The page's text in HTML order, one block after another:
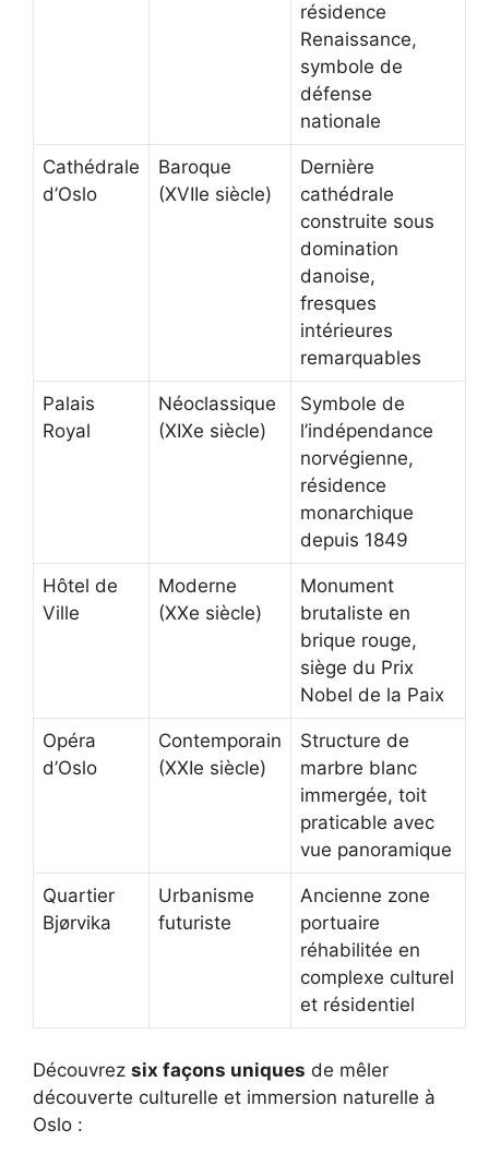
résidence
Renaissance,
symbole de
défense
nationale
Cathédrale
d’Oslo
Baroque
(XVIIe siècle)
Dernière
cathédrale
construite sous
domination
danoise,
fresques
intérieures
remarquables
Palais
Royal
Néoclassique
(XIXe siècle)
Symbole de
l’indépendance
norvégienne,
résidence
monarchique
depuis 1849
Hôtel de
Ville
Moderne
(XXe siècle)
Monument
brutaliste en
brique rouge,
siège du Prix
Nobel de la Paix
Opéra
d’Oslo
Contemporain
(XXIe siècle)
Structure de
marbre blanc
immergée, toit
praticable avec
vue panoramique
Quartier
Bjørvika
Urbanisme
futuriste
Ancienne zone
portuaire
réhabilitée en
complexe culturel
et résidentiel
Découvrez six façons uniques de mêler
découverte culturelle et immersion naturelle à
Oslo :